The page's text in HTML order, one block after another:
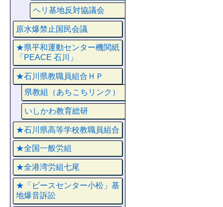
ヘリ基地反対協議会
原水爆禁止国民会議
★県平和運動センター機関紙
「PEACE 石川」
★石川県教職員組合ＨＰ
県教組（あちこちリンク）
いしかわ教育総研
★石川県高等学校教職員組合
★全国一般労組
★全港湾労組七尾
★「ピースセンター小松」基
地爆音訴訟